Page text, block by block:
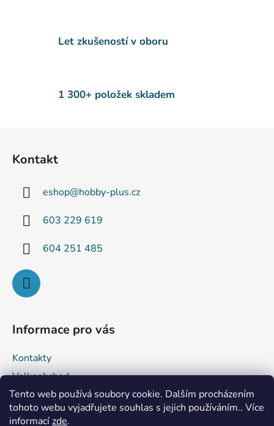
Tento web používá soubory cookie. Dalším procházením
tohoto webu vyjadřujete souhlas s jejich používáním.. Více
informacízde.
ý
u
Let zkušeností v oboru
1 300+ položek skladem
Kontakt
eshop@hobby-plus.cz
603 229 619
604 251 485
Informace pro vás
Kontakty
Velkoobchod
Obchodní podmínky
Podmínky ochrany osobních údajů